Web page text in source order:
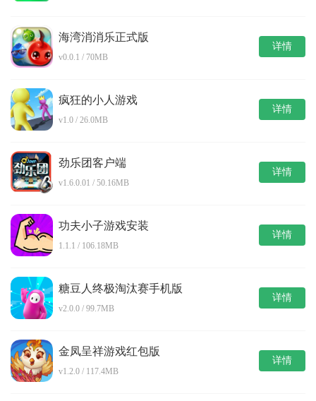
海湾消消乐正式版
v0.0.1 / 70MB
详情
疯狂的小人游戏
v1.0 / 26.0MB
详情
劲乐团客户端
v1.6.0.01 / 50.16MB
详情
功夫小子游戏安装
1.1.1 / 106.18MB
详情
糖豆人终极淘汰赛手机版
v2.0.0 / 99.7MB
详情
金凤呈祥游戏红包版
v1.2.0 / 117.4MB
详情